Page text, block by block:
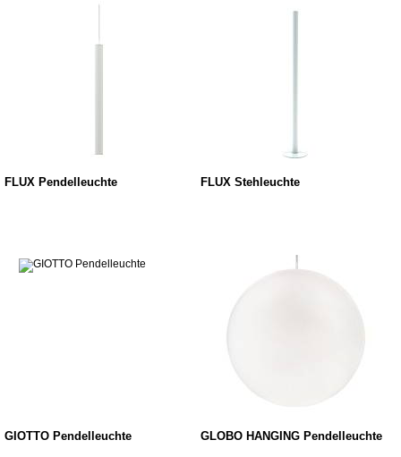
FLUX Pendelleuchte FLUX Stehleuchte
GIOTTO Pendelleuchte GLOBO HANGING Pendelleuchte